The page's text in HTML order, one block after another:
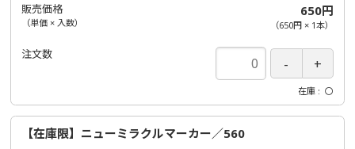
販売価格
（単価 × 入数）
650円
（650円× 1本）
注文数
在庫 〇
【在庫限】ニューミラクルマーカー／560